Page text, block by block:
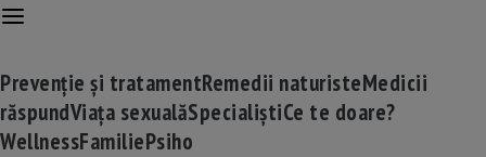
Prevenție și tratamentRemedii naturisteMedicii
răspundViața sexualăSpecialiștiCe te doare?
WellnessFamiliePsiho